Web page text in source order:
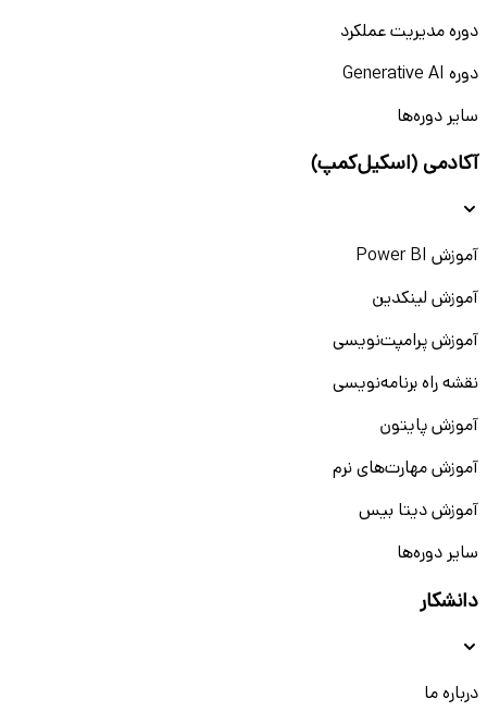
دوره مدیریت عملکرد
دوره Generative AI
سایر دوره‌ها
آکادمی (اسکیل‌کمپ)
آموزش Power BI
آموزش لینکدین
آموزش پرامپت‌نویسی
نقشه راه برنامه‌نویسی
آموزش پایتون
آموزش مهارت‌های نرم
آموزش دیتا بیس
سایر دوره‌ها
دانشکار
درباره ما